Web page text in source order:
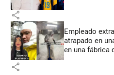
share
Empleado
atrapado en
en una fábrica
share